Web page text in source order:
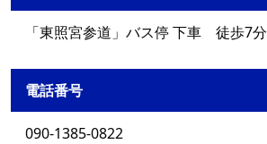
「東照宮参道」バス停 下車 徒歩7分
電話番号
090-1385-0822